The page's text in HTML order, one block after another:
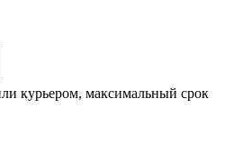
курьером, максимальный срок